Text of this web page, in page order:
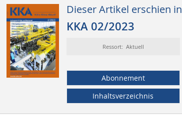
Dieser Artikel erschien in
KKA 02/2023
Ressort: Aktuell
Abonnement
Inhaltsverzeichnis